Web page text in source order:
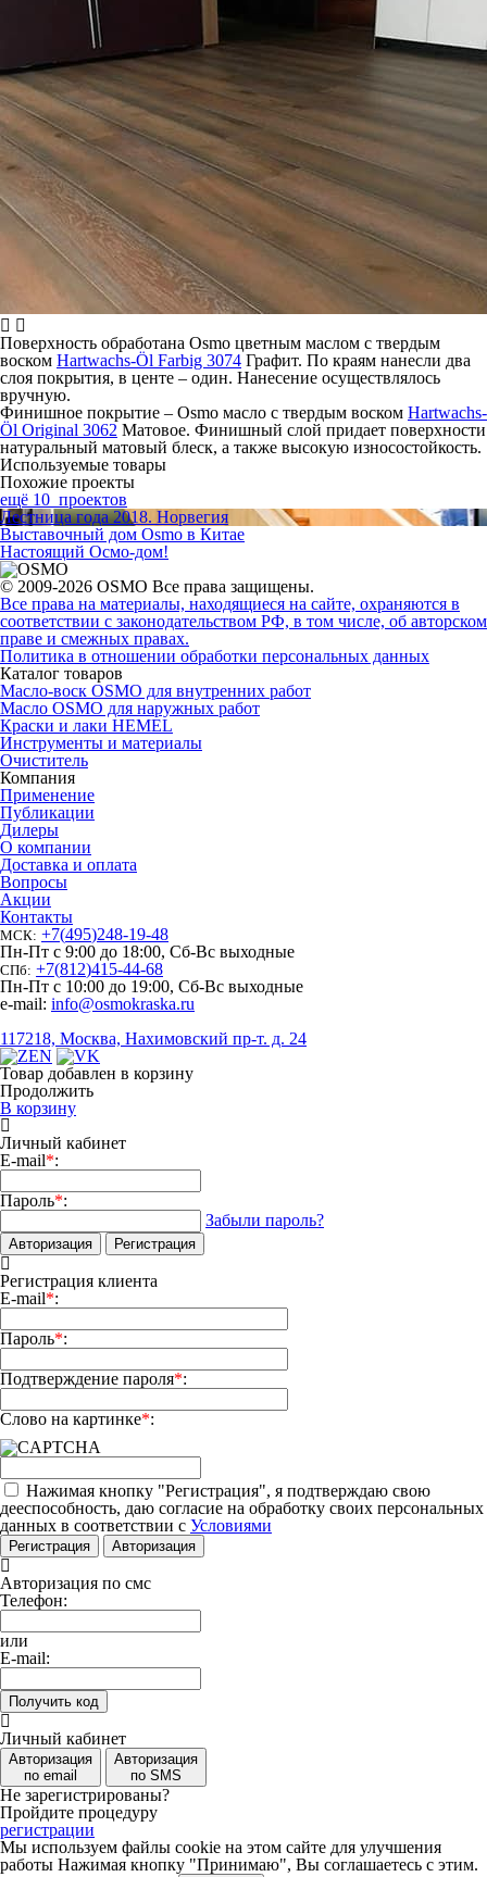
Поверхность обработана Osmo цветным маслом с твердым
воском Hartwachs-Öl Farbig 3074 Графит. По краям нанесли два
слоя покрытия, в центе – один. Нанесение осуществлялось
вручную.
Финишное покрытие – Osmo масло с твердым воском Hartwachs-
Öl Original 3062 Матовое. Финишный слой придает поверхности
натуральный матовый блеск, а также высокую износостойкость.
Используемые товары
Похожие проекты
ещё 10 проектов
Лестница года 2018. Норвегия
Выставочный дом Osmo в Китае
Настоящий Осмо-дом!
© 2009-2026 OSMO Все права защищены.
Все права на материалы, находящиеся на сайте, охраняются в
соответствии с законодательством РФ, в том числе, об авторском
праве и смежных правах.
Политика в отношении обработки персональных данных
Каталог товаров
Масло-воск OSMO для внутренних работ
Масло OSMO для наружных работ
Краски и лаки HEMEL
Инструменты и материалы
Очиститель
Компания
Применение
Публикации
Дилеры
О компании
Доставка и оплата
Вопросы
Акции
Контакты
МСК: +7(495)248-19-48
Пн-Пт с 9:00 до 18:00, Сб-Вс выходные
СПб: +7(812)415-44-68
Пн-Пт с 10:00 до 19:00, Сб-Вс выходные
e-mail: info@osmokraska.ru
117218, Москва, Нахимовский пр-т. д. 24
Товар добавлен в корзину
Продолжить
В корзину
Личный кабинет
E-mail*:
Пароль*:
Забыли пароль?
Авторизация Регистрация
Регистрация клиента
E-mail*:
Пароль*:
Подтверждение пароля*:
Слово на картинке*:
Нажимая кнопку "Регистрация", я подтверждаю свою
дееспособность, даю согласие на обработку своих персональных
данных в соответствии с Условиями
Регистрация Авторизация
Авторизация по смс
Телефон:
или
E-mail:
Получить код
Личный кабинет
Авторизация
по email
Авторизация
по SMS
Не зарегистрированы?
Пройдите процедуру
регистрации
Мы используем файлы cookie на этом сайте для улучшения
работы Нажимая кнопку "Принимаю", Вы соглашаетесь с этим.